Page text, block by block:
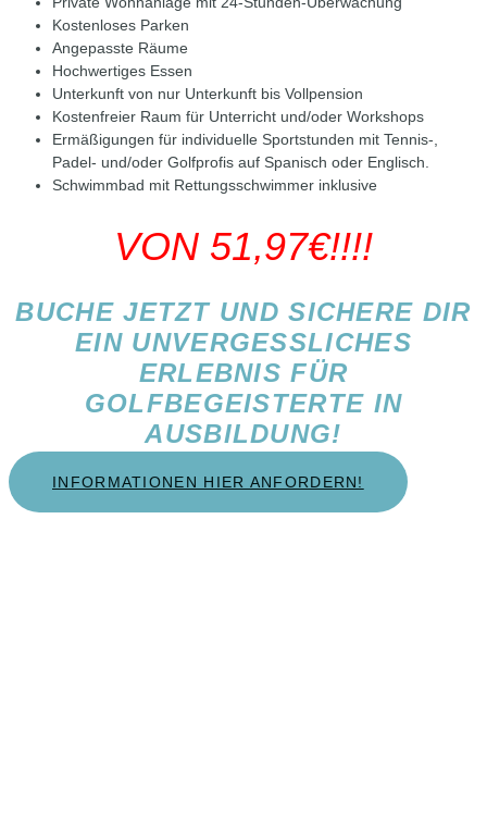
Kostenloses Parken
Angepasste Räume
Hochwertiges Essen
Unterkunft von nur Unterkunft bis Vollpension
Kostenfreier Raum für Unterricht und/oder Workshops
Ermäßigungen für individuelle Sportstunden mit Tennis-,
Padel- und/oder Golfprofis auf Spanisch oder Englisch.
Schwimmbad mit Rettungsschwimmer inklusive
VON 51,97€!!!!
BUCHE JETZT UND SICHERE DIR
EIN UNVERGESSLICHES
ERLEBNIS FÜR
GOLFBEGEISTERTE IN
AUSBILDUNG!
INFORMATIONEN HIER ANFORDERN!